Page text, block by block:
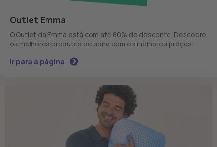
Outlet Emma
O Outlet da Emma está com até 80% de desconto. Descobre
os melhores produtos de sono com os melhores preços!
Ir para a página